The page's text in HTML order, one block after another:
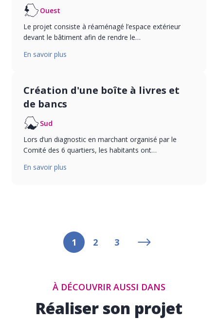
Ouest
Le projet consiste à réaménagé l’espace extérieur
devant le bâtiment afin de rendre le…
En savoir plus
Création d'une boîte à livres et
de bancs
Sud
Lors d’un diagnostic en marchant organisé par le
Comité des 6 quartiers, les habitants ont…
En savoir plus
1 2 3
À DÉCOUVRIR AUSSI DANS
Réaliser son projet